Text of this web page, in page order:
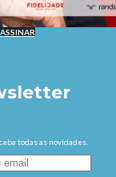
ASSINAR
todas as novidades.